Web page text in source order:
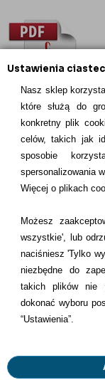
Ustawienia
Nasz sklep
które służą do
konkretny plik
celów, takich jak
sposobie
spersonalizowania
Więcej o plikach
Możesz
wszystkie', lub
naciśniesz 'Tylko
niezbędne do
takich plików nie
dokonać wyboru
“Ustawienia”.
Informacje
Dostawcy
Kontakt
+48 22